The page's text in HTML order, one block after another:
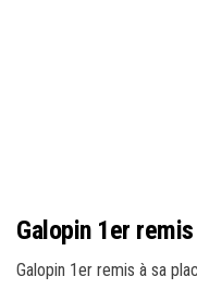
Galopin 1er
Galopin 1er remis à sa